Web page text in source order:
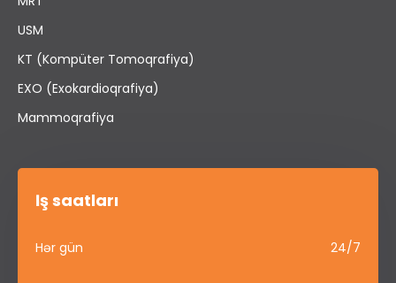
USM
KT (Kompüter Tomoqrafiya)
EXO (Exokardioqrafiya)
Mammoqrafiya
İş saatları
Hər gün 24/7